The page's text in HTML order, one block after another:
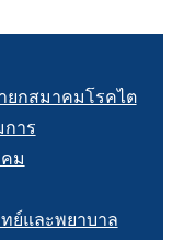
ยกสมาคมโรคไต
าร
ม
ย์และพยาบาล